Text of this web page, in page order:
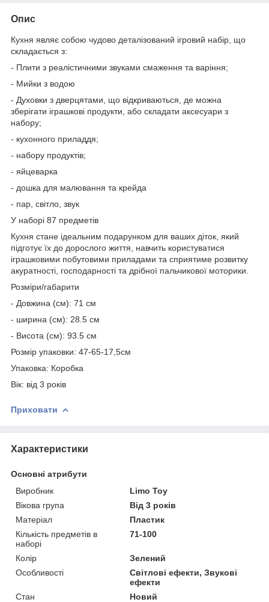
Опис
Кухня являє собою чудово деталізований ігровий набір, що
складається з:
- Плити з реалістичними звуками смаження та варіння;
- Мийки з водою
- Духовки з дверцятами, що відкриваються, де можна
зберігати іграшкові продукти, або складати аксесуари з
набору;
- кухонного приладдя;
- набору продуктів;
- яйцеварка
- дошка для малювання та крейда
- пар, світло, звук
У наборі 87 предметів
Кухня стане ідеальним подарунком для ваших діток, який
підготує їх до дорослого життя, навчить користуватися
іграшковими побутовими приладами та сприятиме розвитку
акуратності, господарності та дрібної пальчикової моторики.
Розміри/габарити
- Довжина (см): 71 см
- ширина (см): 28.5 см
- Висота (см): 93.5 см
Розмір упаковки: 47-65-17,5см
Упаковка: Коробка
Вік: від 3 років
Приховати
Характеристики
Основні атрибути
Виробник
Limo Toy
Вікова група
Від 3 років
Матеріал
Пластик
Кількість предметів в
наборі
71-100
Колір
Зелений
Особливості
Світлові ефекти, Звукові
ефекти
Стан
Новий